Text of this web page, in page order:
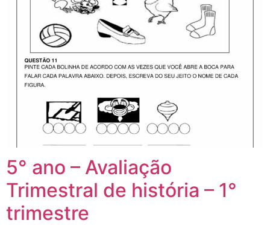
5° ano – Avaliação
Trimestral de história – 1°
trimestre